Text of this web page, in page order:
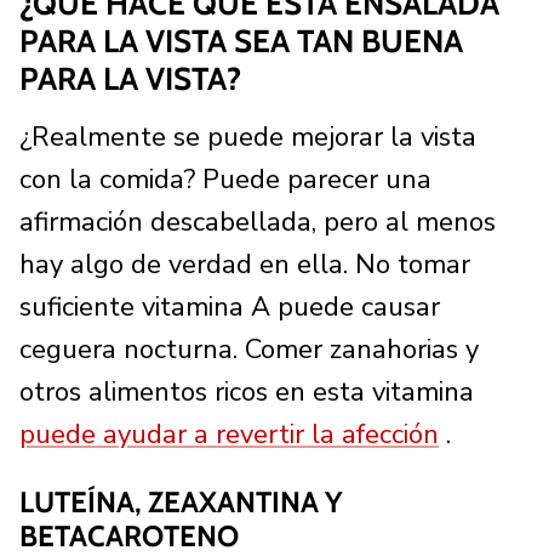
PARA LA VISTA SEA TAN BUENA
PARA LA VISTA?
¿Realmente se puede mejorar la vista
con la comida? Puede parecer una
afirmación descabellada, pero al menos
hay algo de verdad en ella. No tomar
suficiente vitamina A puede causar
ceguera nocturna. Comer zanahorias y
otros alimentos ricos en esta vitamina
puede ayudar a revertir la afección .
LUTEÍNA, ZEAXANTINA Y
BETACAROTENO